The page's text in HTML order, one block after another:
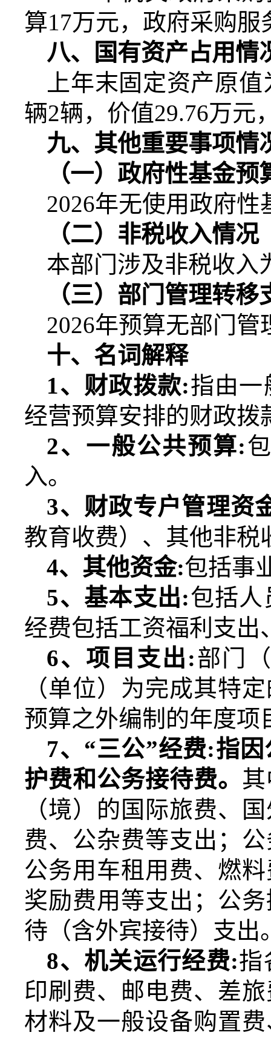
算17万元，政府采购服
八、国有资产占用情
上年末固定资产原值
辆2辆，价值29.76万元
九、其他重要事项情
（一）政府性基金
2026年无使用政府性
（二）非税收入情况
本部门涉及非税收入
（三）部门管理转移
2026年预算无部门管
十、名词解释
1、财政拨款:指由一
经营预算安排的财政拨
2、一般公共预算:
入。
3、财政专户管理资
教育收费）、其他非税
4、其他资金:包括事
5、基本支出:包括人
经费包括工资福利支出
6、项目支出:部门
（单位）为完成其特
预算之外编制的年度项
7、“三公”经费:指因
护费和公务接待费。
（境）的国际旅费、
费、公杂费等支出；
公务用车租用费、燃
奖励费用等支出；公
待（含外宾接待）支出
8、机关运行经费:指
印刷费、邮电费、差
材料及一般设备购置